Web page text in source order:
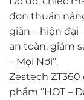
đơn thuần
giãn – hiện đại
an toàn, giám
– Mọi Nơi’’.
Zestech
phẩm ‘’HOT –